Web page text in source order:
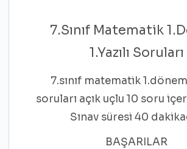
7.Sınıf Matematik
1.Yazılı Soruları
7.sınıf matematik 1.dönem
soruları açık uçlu 10 soru
Sınav süresi 40
BAŞARILAR